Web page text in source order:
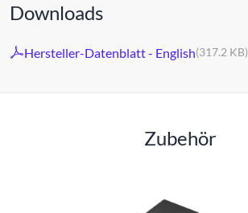
Downloads
Hersteller-Datenblatt - English(317.2 KB)
Zubehör